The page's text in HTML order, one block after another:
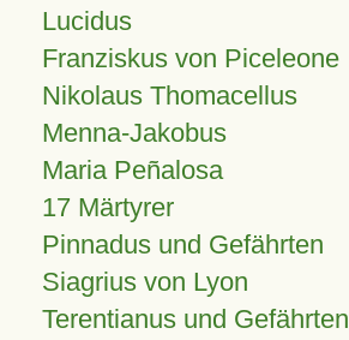
Lucidus
Franziskus von Piceleone
Nikolaus Thomacellus
Menna-Jakobus
Maria Peñalosa
17 Märtyrer
Pinnadus und Gefährten
Siagrius von Lyon
Terentianus und Gefährten